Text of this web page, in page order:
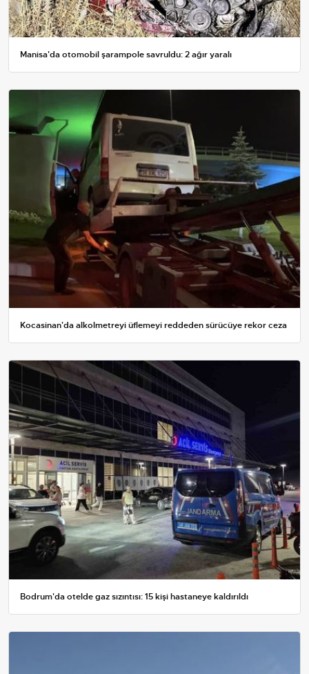
Manisa'da otomobil şarampole savruldu: 2 ağır yaralı
Kocasinan'da alkolmetreyi üflemeyi reddeden sürücüye rekor ceza
Bodrum'da otelde gaz sızıntısı: 15 kişi hastaneye kaldırıldı